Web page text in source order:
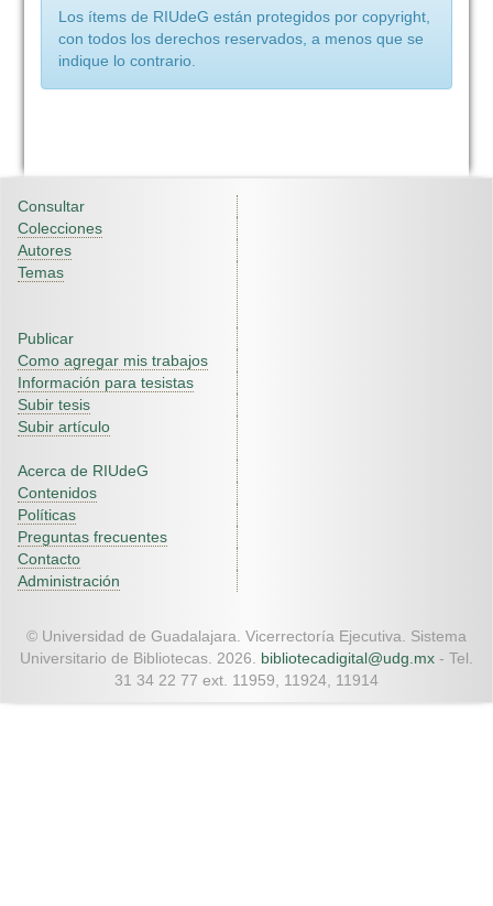
Los ítems de RIUdeG están protegidos por copyright,
con todos los derechos reservados, a menos que se
indique lo contrario.
Consultar
Colecciones
Autores
Temas
Publicar
Como agregar mis trabajos
Información para tesistas
Subir tesis
Subir artículo
Acerca de RIUdeG
Contenidos
Políticas
Preguntas frecuentes
Contacto
Administración
© Universidad de Guadalajara. Vicerrectoría Ejecutiva. Sistema
Universitario de Bibliotecas. 2026. bibliotecadigital@udg.mx - Tel.
31 34 22 77 ext. 11959, 11924, 11914